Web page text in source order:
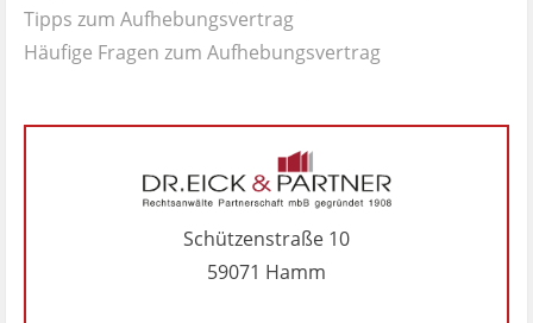
Tipps zum Aufhebungsvertrag
Häufige Fragen zum Aufhebungsvertrag
Schützenstraße 10
59071 Hamm